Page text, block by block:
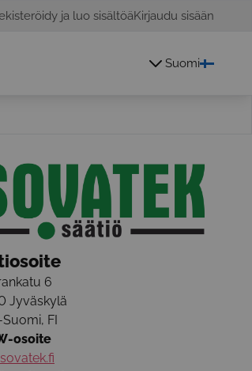
ja luo sisältöäKirjaudu sisään
Suomi
6
Jyväskylä
Suomi, FI
osoite